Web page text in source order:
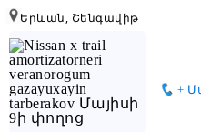
+
Երևան, Շենգավիթ